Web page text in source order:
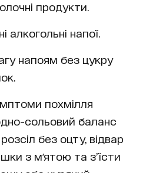
продукти.
алкогольні напої.
напоям без цукру
похмілля
сольовий баланс
без оцту, відвар
з м'ятою та з’їсти